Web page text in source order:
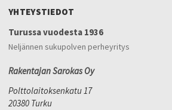
YHTEYSTIEDOT
Turussa vuodesta 1936
Neljännen sukupolven perheyritys
Rakentajan Sarokas Oy
Polttolaitoksenkatu 17
20380 Turku